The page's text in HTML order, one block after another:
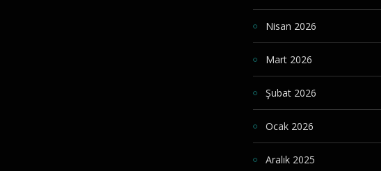
Nisan 2026
Mart 2026
Şubat 2026
Ocak 2026
Aralık 2025